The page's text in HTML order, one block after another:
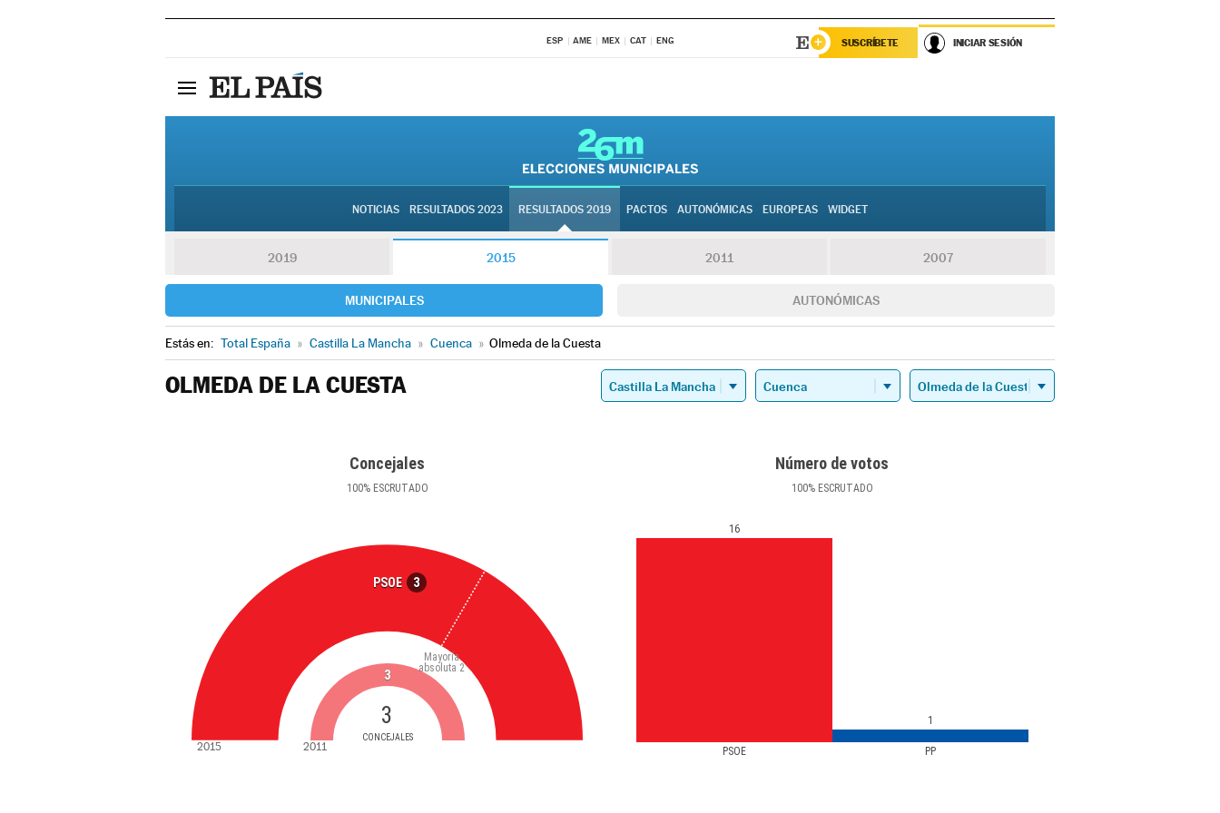
ESP AME MEX CAT ENG SUSCRÍBETE INICIAR SESIÓN
NOTICIAS RESULTADOS 2023 RESULTADOS 2019 PACTOS AUTONÓMICAS EUROPEAS WIDGET
2019 2015 2011 2007
MUNICIPALES AUTONÓMICAS
Estás en: Total España » Castilla La Mancha » Cuenca » Olmeda de la Cuesta
OLMEDA DE LA CUESTA
Concejales
100%ESCRUTADO
PSOE 3
3
CONCEJALES
Mayoría
absoluta 2
3
2015 2011
Número de votos
100%ESCRUTADO
PSOE PP
16
1